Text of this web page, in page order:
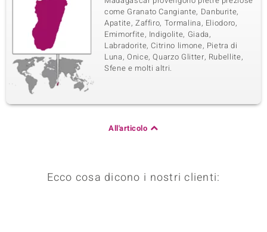
come Granato Cangiante, Danburite,
Apatite, Zaffiro, Tormalina, Eliodoro,
Emimorfite, Indigolite, Giada,
Labradorite, Citrino limone, Pietra di
Luna, Onice, Quarzo Glitter, Rubellite,
Sfene e molti altri.
All'articolo
Ecco cosa dicono i nostri clienti: